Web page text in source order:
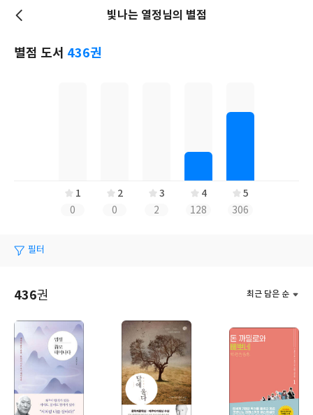
빛나는 열정님의 별점
별점 도서 436권
1
0
2
0
3
2
4
128
5
306
필터
최근 담은 순
436권